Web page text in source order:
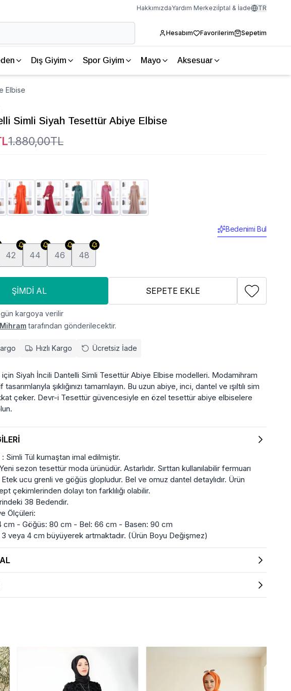
HakkımızdaYardım Merkeziİptal & İade TR
Hesabım Favorilerim Sepetim
Dış Giyim Spor Giyim Mayo Aksesuar
Elbise
Simli Siyah Tesettür Abiye Elbise
1.880,00TL
Bedenimi Bul
42 44 46 48
ŞIMDI AL SEPETE EKLE
gün kargoya verilir
tarafından gönderilecektir.
Hızlı Kargo Ücretsiz İade
Siyah İncili Dantelli Simli Tesettür Abiye Elbise modelleri. Modamihram
tasarımlarıyla şıklığınızı tamamlayın. Bu uzun abiye, inci, dantel ve ışıltılı sim
çeker. Devr-i Tesettür güvencesiyle en özel tesettür abiye elbiselere
Simli Tül kumaştan imal edilmiştir.
sezon tesettür moda ürünüdür. Astarlıdır. Sırttan kullanılabilir fermuarı
Etek ucu grenli ve göğüs glopludur. Bel ve omuz dantel detaylıdır. Ürün
çekimlerinden dolayı ton farklılığı olabilir.
38 Bedendir.
Ölçüleri:
cm - Göğüs: 80 cm - Bel: 66 cm - Basen: 90 cm
veya 4 cm büyüyerek artmaktadır. (Ürün Boyu Değişmez)